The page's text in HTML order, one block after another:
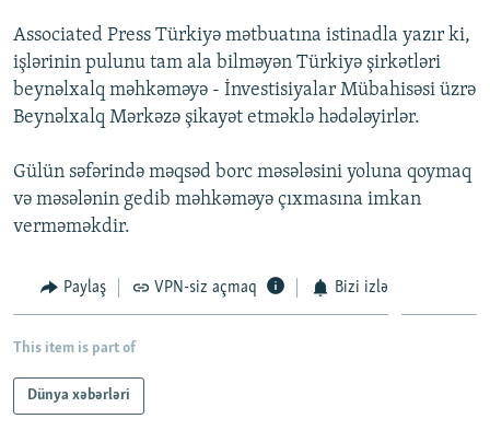
İZ - MƏDƏNIYYƏT PROQRAMI
MATERIALLARIMIZDAN ISTIFADƏ
AZADLIQRADIOSU MOBIL TELEFONUNUZDA
BIZIMLƏ ƏLAQƏ
XƏBƏR BÜLLETENLƏRIMIZ
RFE/RL-in bütün saytları
Associated Press Türkiyə mətbuatına istinadla yazır ki,
işlərinin pulunu tam ala bilməyən Türkiyə şirkətləri
beynəlxalq məhkəməyə - İnvestisiyalar Mübahisəsi üzrə
Beynəlxalq Mərkəzə şikayət etməklə hədələyirlər.
Gülün səfərində məqsəd borc məsələsini yoluna qoymaq
və məsələnin gedib məhkəməyə çıxmasına imkan
verməməkdir.
Paylaş VPN-siz açmaq Bizi izlə
This item is part of
Dünya xəbərləri